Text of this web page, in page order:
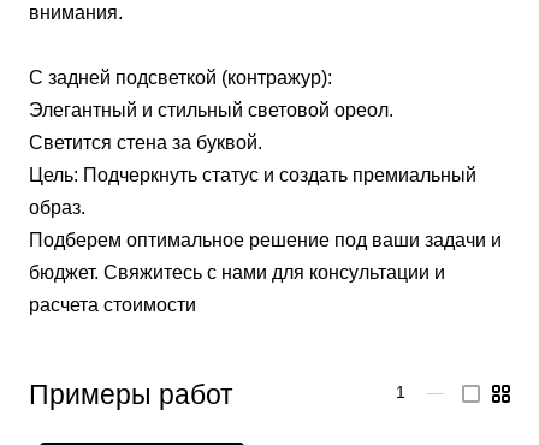
внимания.
С задней подсветкой (контражур):
Элегантный и стильный световой ореол.
Светится стена за буквой.
Цель: Подчеркнуть статус и создать премиальный
образ.
Подберем оптимальное решение под ваши задачи и
бюджет. Свяжитесь с нами для консультации и
расчета стоимости
Примеры работ 1 —